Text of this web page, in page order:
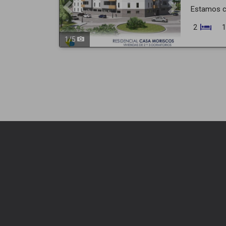
1/5
Estamos
2 1